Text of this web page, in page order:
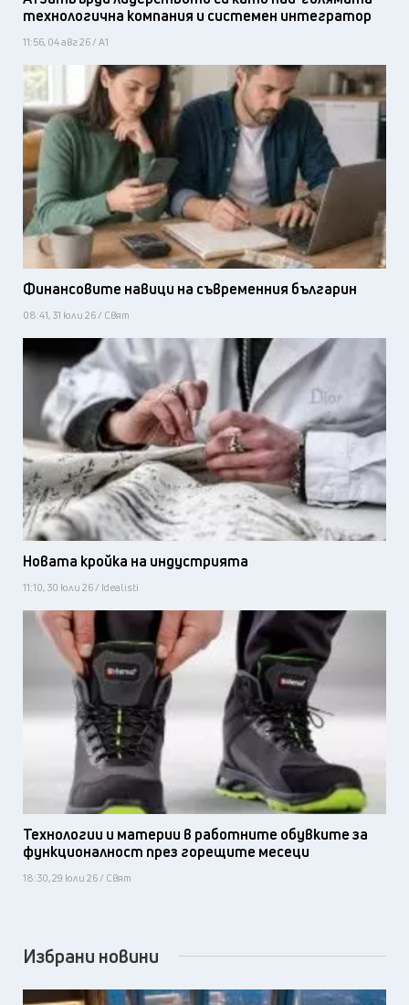
технологична компания и системен интегратор
11:56, 04 авг 26 / А1
Финансовите навици на съвременния българин
08:41, 31 юли 26 / Свят
Новата кройка на индустрията
11:10, 30 юли 26 / Idealisti
Технологии и материи в работните обувките за
функционалност през горещите месеци
18:30, 29 юли 26 / Свят
Избрани новини